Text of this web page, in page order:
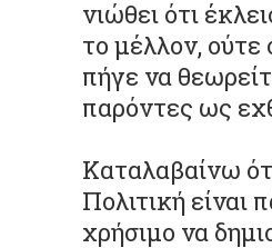
νιώθει ότι
το μέλλον, ούτε
πήγε να
παρόντες ως
Καταλαβαίνω
Πολιτική είναι
χρήσιμο να